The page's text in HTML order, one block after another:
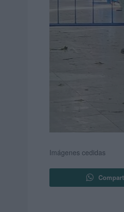
Imágenes cedidas